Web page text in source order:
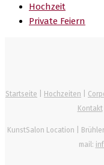
Hochzeit
Private Feiern
Startseite Hochzeiten
Kontakt
KunstSalon Location
mail: